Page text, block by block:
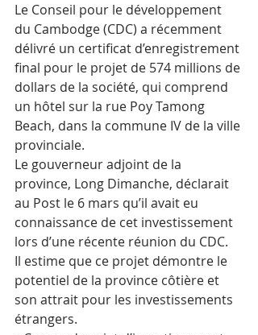
Le Conseil pour le développement
du Cambodge (CDC) a récemment
délivré un certificat d’enregistrement
final pour le projet de 574 millions de
dollars de la société, qui comprend
un hôtel sur la rue Poy Tamong
Beach, dans la commune IV de la ville
provinciale.
Le gouverneur adjoint de la
province, Long Dimanche, déclarait
au Post le 6 mars qu’il avait eu
connaissance de cet investissement
lors d’une récente réunion du CDC.
Il estime que ce projet démontre le
potentiel de la province côtière et
son attrait pour les investissements
étrangers.